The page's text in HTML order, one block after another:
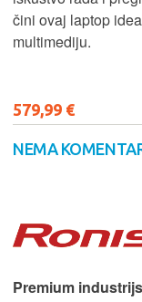
čini ovaj laptop
multimediju.
579,99 €
NEMA
Premium